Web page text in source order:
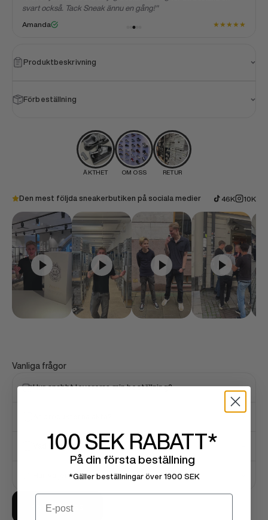
svart också. Tack Sneak ännu en gång!"
Amanda ★★★★★
Produktbeskrivning
Förbeställning
ÄKTHET OM OSS RETUR
Den mest följda sneakerbutiken på sociala medier 46K 10K
Vanliga frågor
Hur snabbt levereras min beställning?
Vad är er returpolicy?
Hur väljer jag rätt storlek?
Kontakta oss
100 SEK RABATT*
På din första beställning
*Gäller beställningar över 1900 SEK
Email